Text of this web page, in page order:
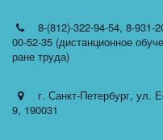
8-(812)-322-94-54, 8-931-
00-52-35 (дистанционное
ране труда)
г. Санкт-Петербург, ул.
9, 190031